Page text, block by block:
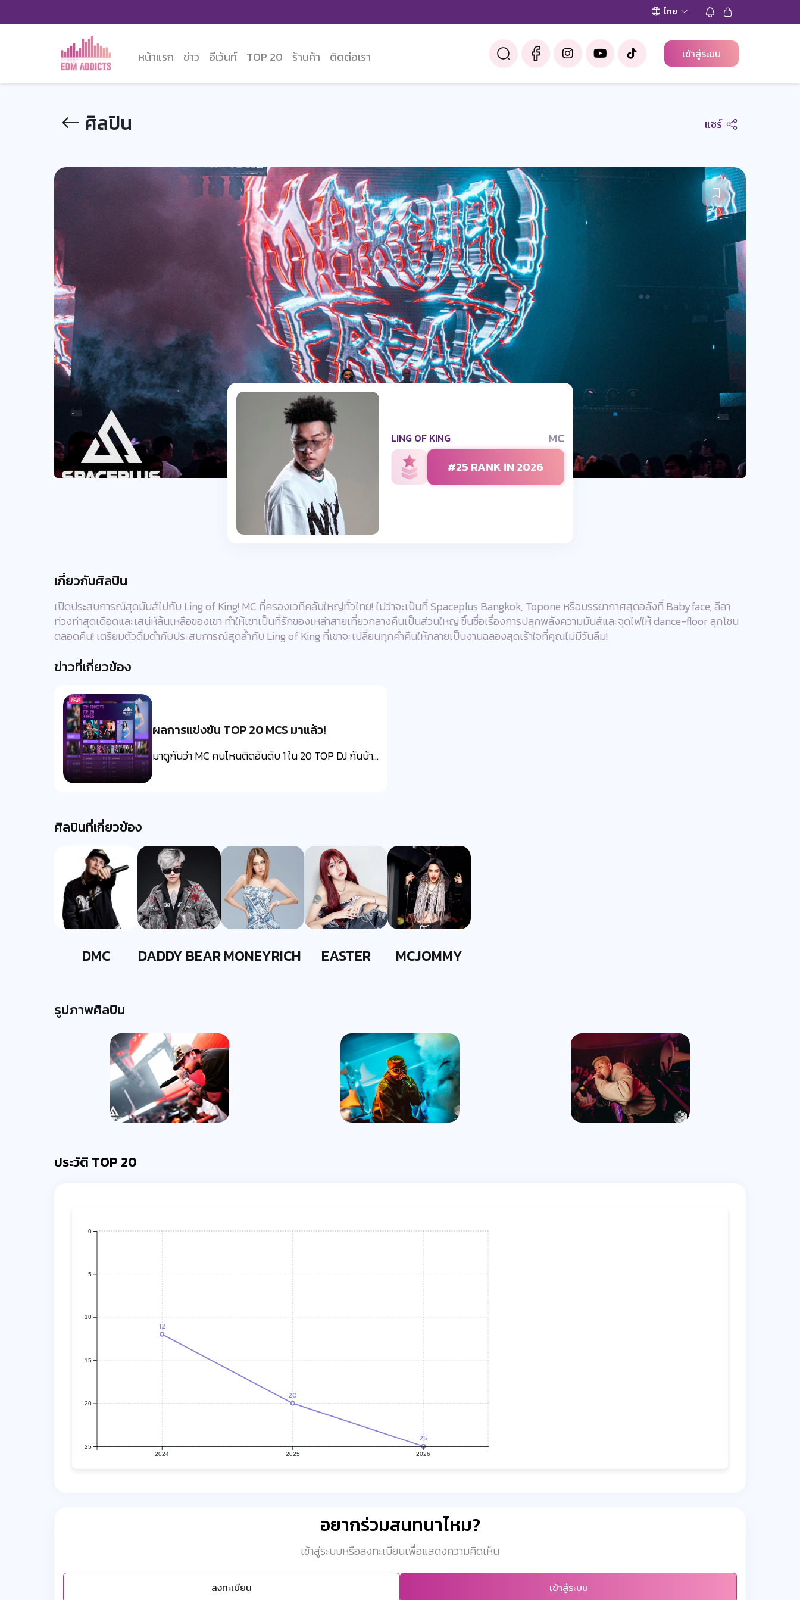
ไทย
หน้าแรก ข่าว อีเว้นท์ TOP 20 ร้านค้า ติดต่อเรา เข้าสู่ระบบ
ศิลปิน แชร์
LING OF KING MC
#25 RANK IN 2026
เกี่ยวกับศิลปิน
เปิดประสบการณ์สุดมันส์ไปกับ Ling of King! MC ที่ครองเวทีคลับใหญ่ทั่วไทย! ไม่ว่าจะเป็นที่ Spaceplus Bangkok, Topone หรือบรรยากาศสุดอลังที่ Babyface, ลีลา
ท่วงท่าสุดเดือดและเสน่ห์ล้นเหลือของเขา ทำให้เขาเป็นที่รักของเหล่าสายเที่ยวกลางคืนเป็นส่วนใหญ่ ขึ้นชื่อเรื่องการปลุกพลังความมันส์และจุดไฟให้ dance-floor ลุกโชน
ตลอดคืน! เตรียมตัวดื่มด่ำกับประสบการณ์สุดล้ำกับ Ling of King ที่เขาจะเปลี่ยนทุกค่ำคืนให้กลายเป็นงานฉลองสุดเร้าใจที่คุณไม่มีวันลืม!
ข่าวที่เกี่ยวข้อง
ผลการแข่งขัน TOP 20 MCS มาแล้ว!
มาดูกันว่า MC คนไหนติดอันดับ 1 ใน 20 TOP DJ กันบ้า...
ศิลปินที่เกี่ยวข้อง
DMC DADDY BEARMONEYRICH EASTER MCJOMMY
รูปภาพศิลปิน
ประวัติ TOP 20
12
20
25
2024 2025 2026
25
20
15
10
5
0
อยากร่วมสนทนาไหม?
เข้าสู่ระบบหรือลงทะเบียนเพื่อแสดงความคิดเห็น
ลงทะเบียน เข้าสู่ระบบ